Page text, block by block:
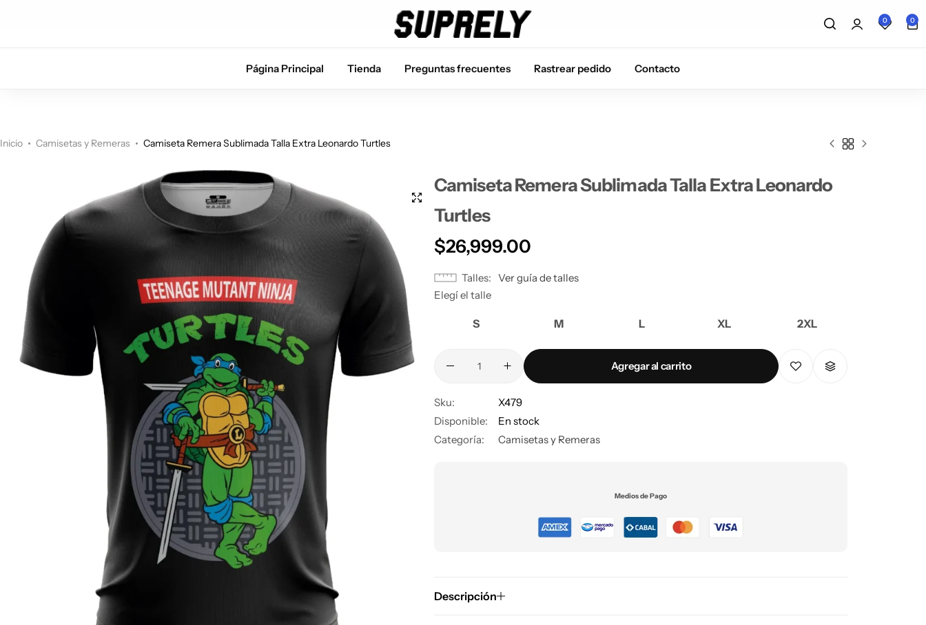
Envío gratis a partir de $150.000 5% de descuento con el cupón
0 0
Página Principal Tienda Preguntas frecuentes Rastrear pedido Contacto
Inicio Camisetas y Remeras Camiseta Remera Sublimada Talla Extra Leonardo Turtles
Camiseta Remera Sublimada Talla Extra Leonardo
Turtles
$26,999.00
Talles
Ver guía de talles
Elegí el talle
S M L XL 2XL
Agregar al carrito
Sku:
X479
Disponible:
En stock
Categoría:
Camisetas y Remeras
Medios de Pago
Descripción